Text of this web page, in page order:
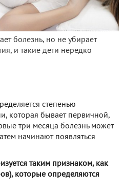
болезнь, но не убирает
и такие дети нередко
степенью
которая бывает первичной,
три месяца болезнь может
начинают появляться
таким признаком, как
которые определяются